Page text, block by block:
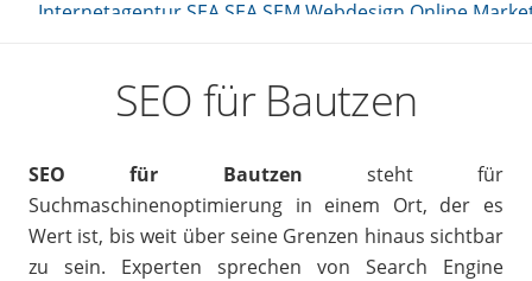
SEO für Bautzen
SEO für Bautzen steht für
Suchmaschinenoptimierung in einem Ort, der es
Wert ist, bis weit über seine Grenzen hinaus sichtbar
zu sein. Experten sprechen von Search Engine